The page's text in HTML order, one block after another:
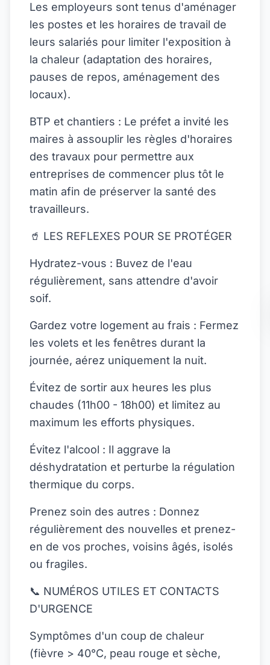
Les employeurs sont tenus d'aménager
les postes et les horaires de travail de
leurs salariés pour limiter l'exposition à
la chaleur (adaptation des horaires,
pauses de repos, aménagement des
locaux).
BTP et chantiers : Le préfet a invité les
maires à assouplir les règles d'horaires
des travaux pour permettre aux
entreprises de commencer plus tôt le
matin afin de préserver la santé des
travailleurs.
🥤 LES REFLEXES POUR SE PROTÉGER
Hydratez-vous : Buvez de l'eau
régulièrement, sans attendre d'avoir
soif.
Gardez votre logement au frais : Fermez
les volets et les fenêtres durant la
journée, aérez uniquement la nuit.
Évitez de sortir aux heures les plus
chaudes (11h00 - 18h00) et limitez au
maximum les efforts physiques.
Évitez l'alcool : Il aggrave la
déshydratation et perturbe la régulation
thermique du corps.
Prenez soin des autres : Donnez
régulièrement des nouvelles et prenez-
en de vos proches, voisins âgés, isolés
ou fragiles.
📞 NUMÉROS UTILES ET CONTACTS
D'URGENCE
Symptômes d'un coup de chaleur
(fièvre > 40°C, peau rouge et sèche,